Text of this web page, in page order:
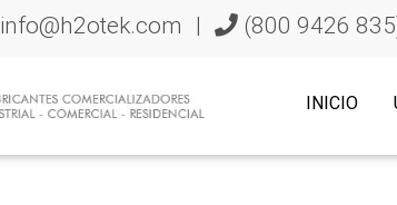
info@h2otek.com | (800 9426
INICIO